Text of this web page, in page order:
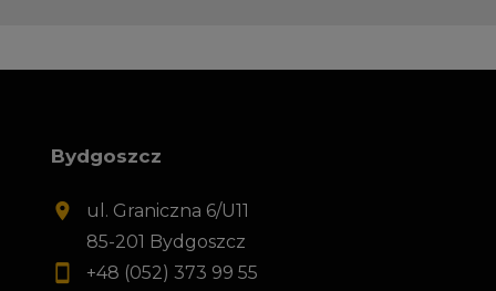
Bydgoszcz
ul. Graniczna 6/U11
85-201 Bydgoszcz
+48 (052) 373 99 55